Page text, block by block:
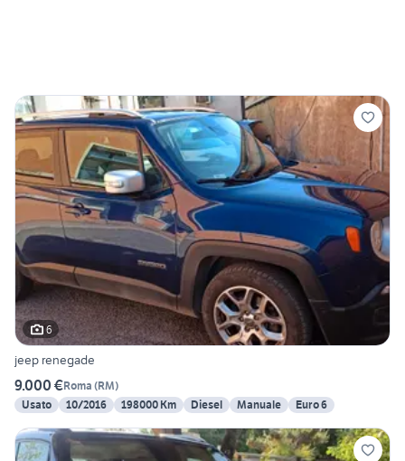
6
jeep renegade
9.000 €Roma (RM)
Usato
10/2016 198000 Km Diesel Manuale Euro 6